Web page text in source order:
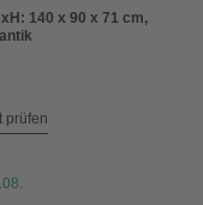
140 x 90 x 71 cm,
prüfen